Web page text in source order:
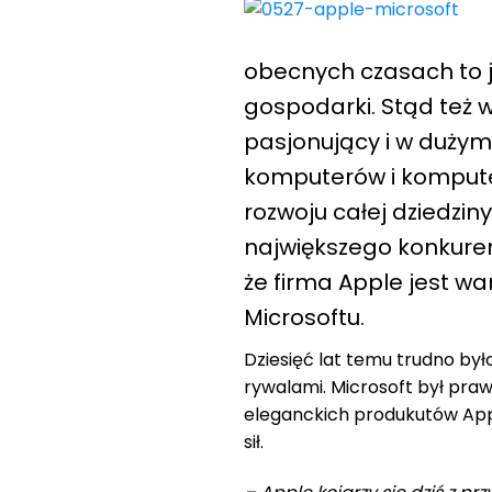
obecnych czasach to
gospodarki. Stąd też
pasjonujący i w
komputerów i
rozwoju całej
największego
że firma Apple jest
Microsoftu.
Dziesięć lat temu trudno
rywalami. Microsoft był
eleganckich produkutów
sił.